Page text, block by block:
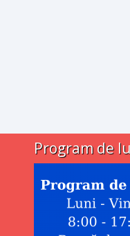
Program de